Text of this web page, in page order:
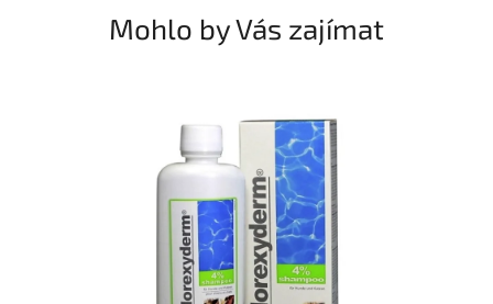
Mohlo by Vás zajímat